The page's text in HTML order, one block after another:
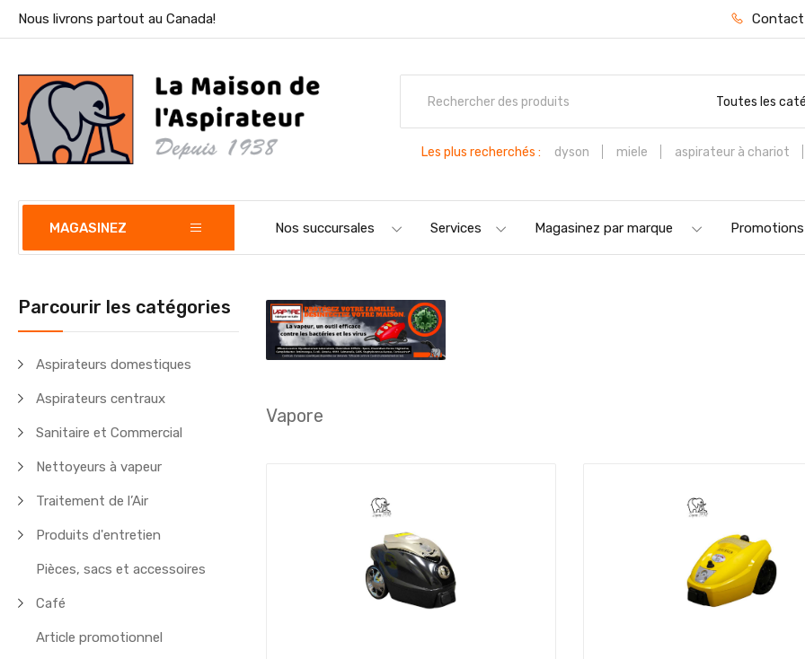
Nous livrons partout au Canada! Contact
Toutes les
Les plus recherchés : dyson miele aspirateur à chariot
MAGASINEZ Nos succursales Services Magasinez par marque Promotions
Parcourir les catégories
Aspirateurs domestiques
Aspirateurs centraux
Sanitaire et Commercial
Nettoyeurs à vapeur
Traitement de l’Air
Produits d'entretien
Pièces, sacs et accessoires
Café
Article promotionnel
Vapore